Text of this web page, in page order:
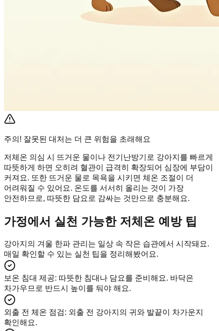
주의! 잘못된 대처는 더 큰 위험을 초래해요
저체온 의심 시 뜨거운 물이나 전기난방기로 강아지를 빠르게
따뜻하게 하면 오히려 혈관이 급격히 확장되어 심장에 부담이
커져요. 또한 뜨거운 물로 목욕을 시키면 체온 조절이 더
어려워질 수 있어요. 온도를 서서히 올리는 것이 가장
안전하므로, 따뜻한 담요로 감싸는 것만으로 충분해요.
가정에서 실천 가능한 저체온 예방 팁
강아지의 겨울 한파 관리는 일상 속 작은 습관에서 시작돼요.
매일 확인할 수 있는 실천 팁을 정리해봤어요.
보온 침대 제공: 따뜻한 침대나 담요를 준비해요. 바닥은
차가우므로 반드시 높이를 둬야 해요.
외출 전 체온 점검: 외출 전 강아지의 귀와 발끝이 차가운지
확인해요.